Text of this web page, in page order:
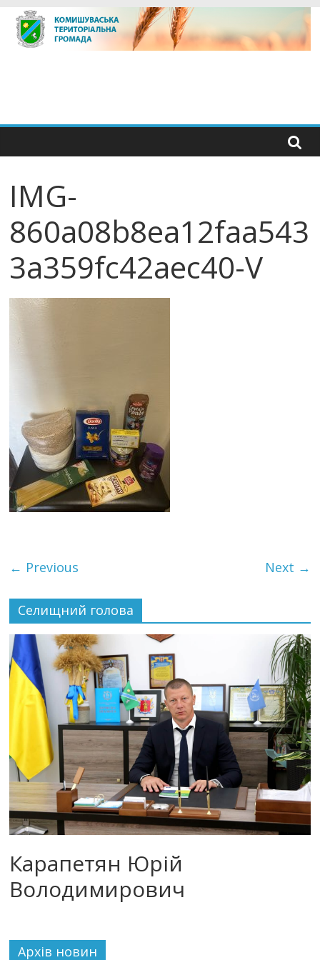
Skip
content
IMG-
860a08b8ea12faa543
3a359fc42aec40-V
← Previous Next →
Селищний голова
Карапетян Юрій
Володимирович
Архiв новин